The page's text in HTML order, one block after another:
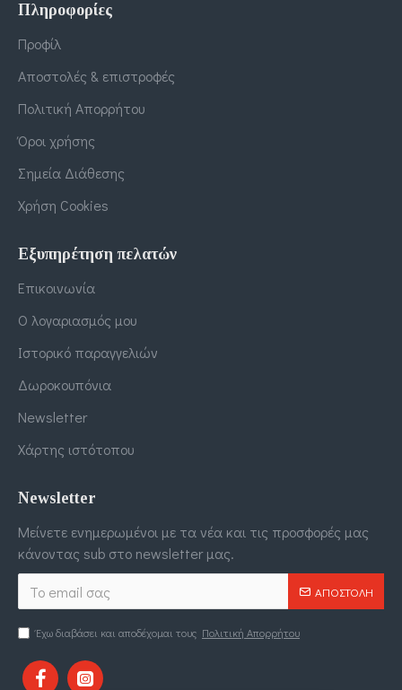
Πληροφορίες
Προφίλ
Αποστολές & επιστροφές
Πολιτική Απορρήτου
Όροι χρήσης
Σημεία Διάθεσης
Χρήση Cookies
Εξυπηρέτηση πελατών
Επικοινωνία
Ο λογαριασμός μου
Ιστορικό παραγγελιών
Δωροκουπόνια
Newsletter
Χάρτης ιστότοπου
Newsletter
Μείνετε ενημερωμένοι με τα νέα και τις προσφορές μας
κάνοντας sub στο newsletter μας.
ΑΠΟΣΤΟΛΉ
Έχω διαβάσει και αποδέχομαι τους Πολιτική Απορρήτου